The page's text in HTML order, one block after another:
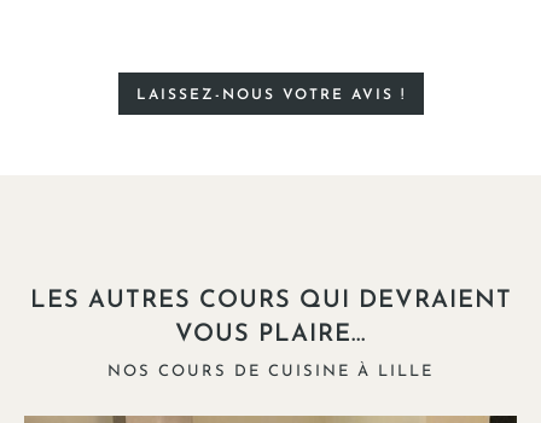
LAISSEZ-NOUS VOTRE AVIS !
LES AUTRES COURS QUI DEVRAIENT
VOUS PLAIRE...
NOS COURS DE CUISINE À LILLE